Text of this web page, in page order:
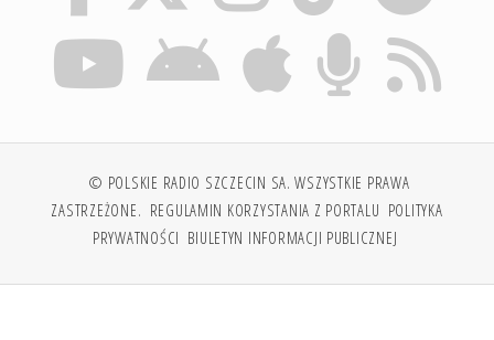
© POLSKIE RADIO SZCZECIN SA. WSZYSTKIE PRAWA
ZASTRZEŻONE. REGULAMIN KORZYSTANIA Z PORTALU POLITYKA
PRYWATNOŚCI BIULETYN INFORMACJI PUBLICZNEJ